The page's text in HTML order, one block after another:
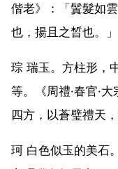
偕老》：「鬒髮如
也，揚且之晳也。」
琮 瑞玉。方柱形，
等。《周禮·春官·
四方，以蒼璧禮天
珂 白色似玉的美石